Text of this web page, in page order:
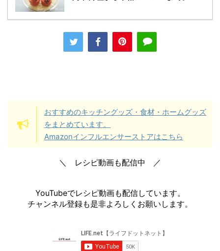
おすすめのキッチングッズ・食材・ホームグッズ
をまとめています。
Amazonインフルエンサーストアはこちら
＼ レシピ動画も配信中 ／
YouTubeでレシピ動画も配信しています。
チャンネル登録も是非よろしくお願いします。